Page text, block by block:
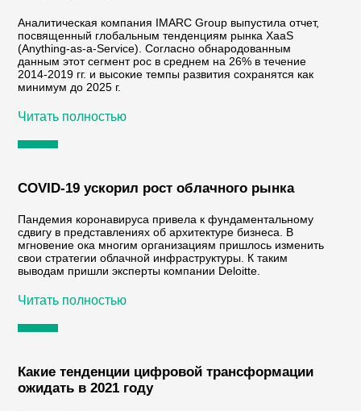
Аналитическая компания IMARC Group выпустила отчет,
посвященный глобальным тенденциям рынка XaaS
(Anything-as-a-Service). Согласно обнародованным
данным этот сегмент рос в среднем на 26% в течение
2014-2019 гг. и высокие темпы развития сохранятся как
минимум до 2025 г.
Читать полностью
COVID-19 ускорил рост облачного рынка
Пандемия коронавируса привела к фундаментальному
сдвигу в представлениях об архитектуре бизнеса. В
мгновение ока многим организациям пришлось изменить
свои стратегии облачной инфраструктуры. К таким
выводам пришли эксперты компании Deloitte.
Читать полностью
Какие тенденции цифровой трансформации
ожидать в 2021 году